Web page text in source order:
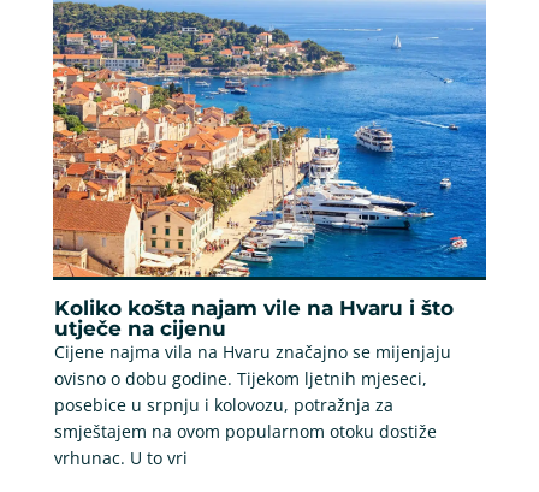
Koliko košta najam vile na Hvaru i što
utječe na cijenu
Cijene najma vila na Hvaru značajno se mijenjaju
ovisno o dobu godine. Tijekom ljetnih mjeseci,
posebice u srpnju i kolovozu, potražnja za
smještajem na ovom popularnom otoku dostiže
vrhunac. U to vri